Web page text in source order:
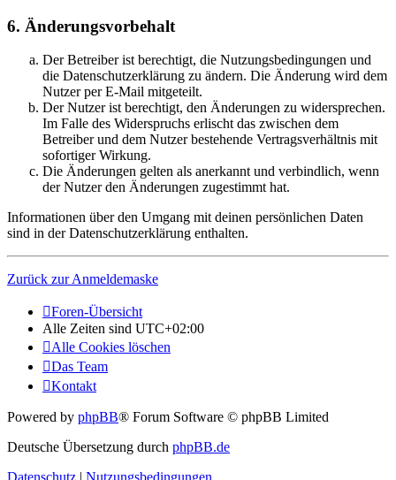
6. Änderungsvorbehalt
Der Betreiber ist berechtigt, die Nutzungsbedingungen und
die Datenschutzerklärung zu ändern. Die Änderung wird dem
Nutzer per E-Mail mitgeteilt.
Der Nutzer ist berechtigt, den Änderungen zu widersprechen.
Im Falle des Widerspruchs erlischt das zwischen dem
Betreiber und dem Nutzer bestehende Vertragsverhältnis mit
sofortiger Wirkung.
Die Änderungen gelten als anerkannt und verbindlich, wenn
der Nutzer den Änderungen zugestimmt hat.
Informationen über den Umgang mit deinen persönlichen Daten
sind in der Datenschutzerklärung enthalten.
Zurück zur Anmeldemaske
Foren-Übersicht
Alle Zeiten sind UTC+02:00
Alle Cookies löschen
Das Team
Kontakt
Powered by phpBB® Forum Software © phpBB Limited
Deutsche Übersetzung durch phpBB.de